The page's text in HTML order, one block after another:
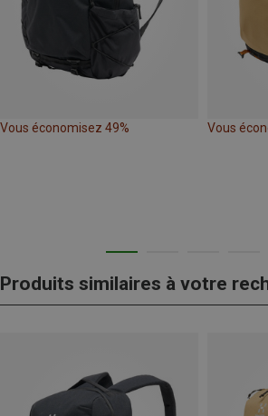
Vous économisez 49% Vous
Produits similaires à votre